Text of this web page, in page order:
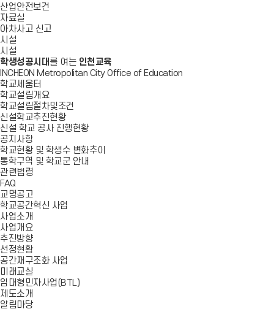
산업안전보건
자료실
아차사고 신고
시설
시설
학생성공시대 를 여는 인천교육
INCHEON Metropolitan City Office of Education
학교세움터
학교설립개요
학교설립절차및조건
신설학교추진현황
신설 학교 공사 진행현황
공지사항
학교현황 및 학생수 변화추이
통학구역 및 학교군 안내
관련법령
FAQ
교명공고
학교공간혁신 사업
사업소개
사업개요
추진방향
선정현황
공간재구조화 사업
미래교실
임대형민자사업(BTL)
제도소개
알림마당